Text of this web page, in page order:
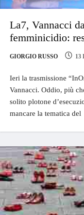
La7, Vannacci
femminicidio:
GIORGIO RUSSO 13
Ieri la trasmissione
Vannacci. Oddio, più
solito plotone
mancare la tematica del